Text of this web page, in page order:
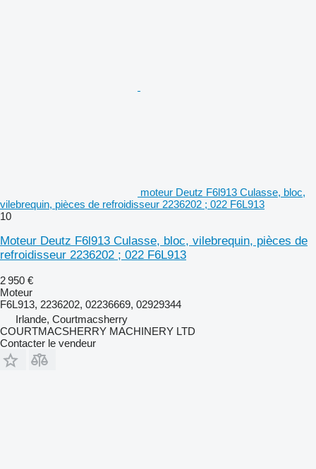
moteur Deutz F6l913 Culasse, bloc,
vilebrequin, pièces de refroidisseur 2236202 ; 022 F6L913
10
Moteur Deutz F6l913 Culasse, bloc, vilebrequin, pièces de
refroidisseur 2236202 ; 022 F6L913
2 950 €
Moteur
F6L913, 2236202, 02236669, 02929344
Irlande, Courtmacsherry
COURTMACSHERRY MACHINERY LTD
Contacter le vendeur